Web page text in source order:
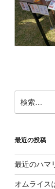
索:
最近の投稿
最近のハマ
オムライス